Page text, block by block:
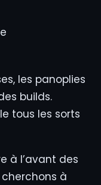
les panoplies
builds.
tous les sorts
à l’avant des
cherchons à